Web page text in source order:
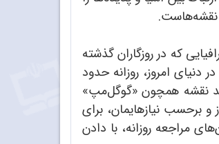
نقشه‌هاست.
که در روزگاران گذشته
امروز، روزانه حدود
نقشه همچون «گوگل‌مپ»
نیازهایمان، برای
مراجعه روزانه، با دادن